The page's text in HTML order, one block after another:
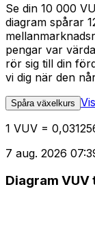
Se din 10 000
diagram spårar
pengar var
rör sig till din
vi dig när den
Spåra växelkurs
1 VUV =
7 aug. 2026
Diagram VUV